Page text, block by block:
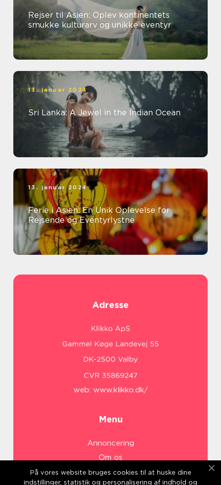
Rejser til Asien: Oplev kontinentets
smukke kulturarv og unikke eventyr
13. januar 2024
Sri Lanka: A Jewel in the Indian Ocean
13. januar 2024
Ferie i Asien: En Unik Oplevelse for
Rejsende og Eventyrlystne
Adresse
web: www.klikko.dk/
Menu
Annoncering
Om os
Cookies
På vores website bruges cookies til at huske dine
indstillinger, statistik og personalisering af indhold og